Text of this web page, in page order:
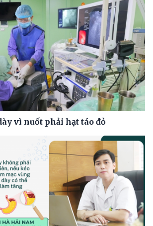
vì nuốt phải hạt táo đỏ